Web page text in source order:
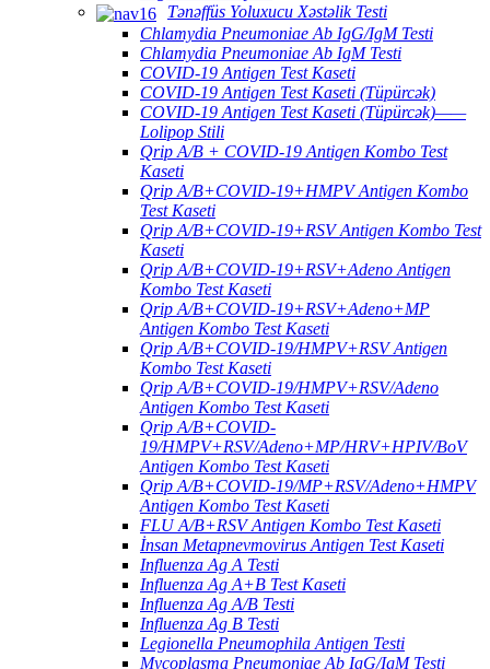
Tənəffüs Yoluxucu Xəstəlik Testi
Chlamydia Pneumoniae Ab IgG/IgM Testi
Chlamydia Pneumoniae Ab IgM Testi
COVID-19 Antigen Test Kaseti
COVID-19 Antigen Test Kaseti (Tüpürcək)
COVID-19 Antigen Test Kaseti (Tüpürcək)——
Lolipop Stili
Qrip A/B + COVID-19 Antigen Kombo Test
Kaseti
Qrip A/B+COVID-19+HMPV Antigen Kombo
Test Kaseti
Qrip A/B+COVID-19+RSV Antigen Kombo Test
Kaseti
Qrip A/B+COVID-19+RSV+Adeno Antigen
Kombo Test Kaseti
Qrip A/B+COVID-19+RSV+Adeno+MP
Antigen Kombo Test Kaseti
Qrip A/B+COVID-19/HMPV+RSV Antigen
Kombo Test Kaseti
Qrip A/B+COVID-19/HMPV+RSV/Adeno
Antigen Kombo Test Kaseti
Qrip A/B+COVID-
19/HMPV+RSV/Adeno+MP/HRV+HPIV/BoV
Antigen Kombo Test Kaseti
Qrip A/B+COVID-19/MP+RSV/Adeno+HMPV
Antigen Kombo Test Kaseti
FLU A/B+RSV Antigen Kombo Test Kaseti
İnsan Metapnevmovirus Antigen Test Kaseti
Influenza Ag A Testi
Influenza Ag A+B Test Kaseti
Influenza Ag A/B Testi
Influenza Ag B Testi
Legionella Pneumophila Antigen Testi
Mycoplasma Pneumoniae Ab IgG/IgM Testi